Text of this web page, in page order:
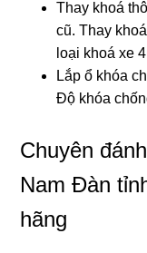
Thay khoá
cũ. Thay
loại khoá xe
Lắp ổ khóa
Độ khóa
Chuyên
Nam Đàn
hãng